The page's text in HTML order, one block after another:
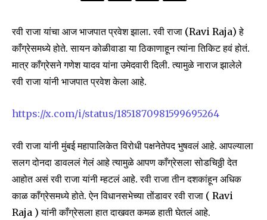
रवी राजा यांचा आज भाजपात प्रवेश झाला. रवी राजा (Ravi Raja) हे
काँग्रेसमध्ये होते. सायन कोळीवाडा या ठिकाणाहून त्यांना तिकिट हवं होतं.
मात्र काँग्रेसने गणेश यादव यांना उमेदवारी दिली. त्यामुळे नाराज झालेले
रवी राजा यांनी भाजपात प्रवेश केला आहे.
https://x.com/i/status/1851870981599695264
रवी राजा यांनी मुंबई महापालिकेत विरोधी पक्षनेतेपद भुषवलं आहे. आपल्याला
सलग दोनदा डावललं गेलं आहे त्यामुळे आपण काँग्रेसला सोडचिठ्ठी देत
आहोत असं रवी राजा यांनी म्हटलं आहे. रवी राजा तीन दशकांहून अधिक
काळ काँग्रेसमध्ये होते. ऐन विधानसभेच्या तोंडावर रवी राजा ( Ravi
Raja ) यांनी काँग्रेसला हात दाखवत कमळ हाती घेतलं आहे.